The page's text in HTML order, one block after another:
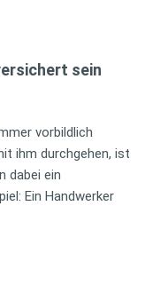
sein
vorbildlich
ihm durchgehen, ist
dabei ein
Ein Handwerker